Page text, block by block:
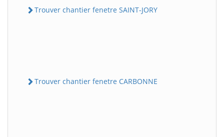
Trouver chantier fenetre SAINT-JORY
Trouver chantier fenetre CARBONNE